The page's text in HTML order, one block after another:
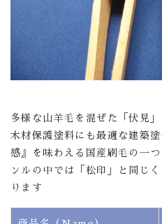
多様な山羊毛を混ぜた「伏見
木材保護塗料にも最適な建築
感』を味わえる国産刷毛の一
ンルの中では「松印」と同じ
ります